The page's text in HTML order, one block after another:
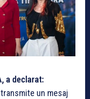
a declarat:
transmite un mesaj